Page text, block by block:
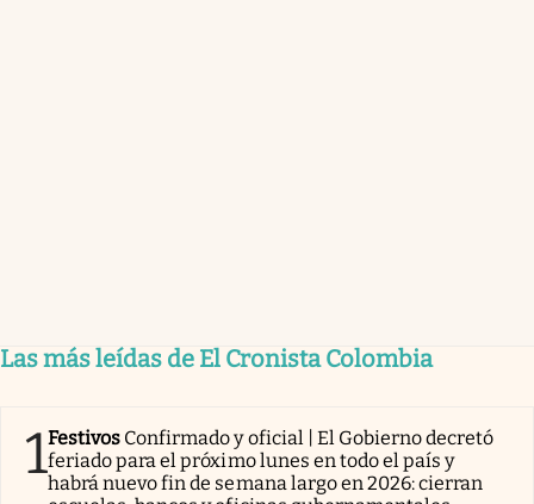
Las más leídas de El Cronista Colombia
1Festivos Confirmado y oficial | El Gobierno decretó
feriado para el próximo lunes en todo el país y
habrá nuevo fin de semana largo en 2026: cierran